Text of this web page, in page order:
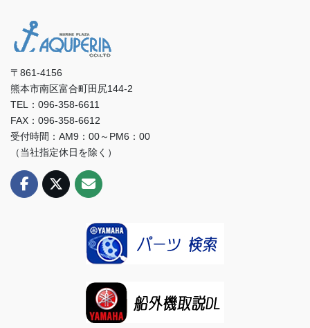
〒861-4156
熊本市南区富合町田尻144-2
TEL：096-358-6611
FAX：096-358-6612
受付時間：AM9：00～PM6：00
（当社指定休日を除く）